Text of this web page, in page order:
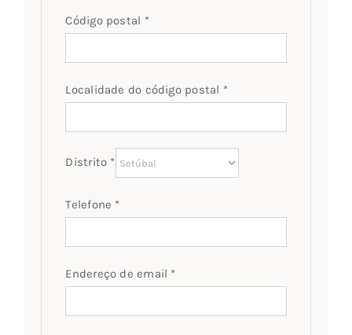
2)(opcional)
Código postal *
Localidade do código postal *
Distrito *
Telefone *
Endereço de email *